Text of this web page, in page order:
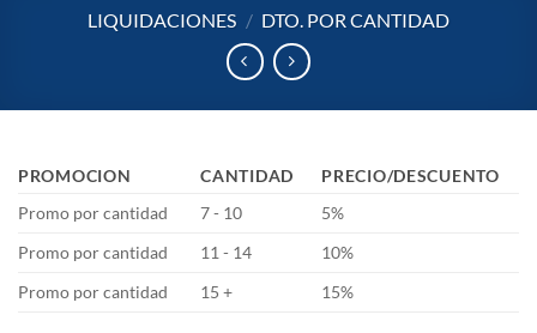
LIQUIDACIONES / DTO. POR CANTIDAD
PROMOCION CANTIDAD
PRECIO/DESCUENTO
Promo por cantidad
7 - 10
5%
Promo por cantidad
11 - 14
10%
Promo por cantidad
15 + 15%